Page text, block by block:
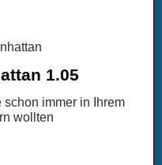
1.05
immer in Ihrem
wollten